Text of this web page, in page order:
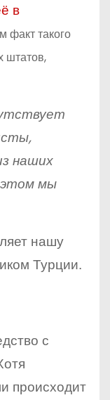
в
факт такого
штатов,
наших
мы
нашу
Турции.
с
происходит